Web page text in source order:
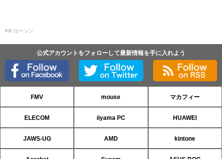
PR ローソン
公式アカウントをフォローして最新情報を手に入れよう
FMV mouse マカフィー
ELECOM iiyama PC HUAWEI
JAWS-UG AMD kintone